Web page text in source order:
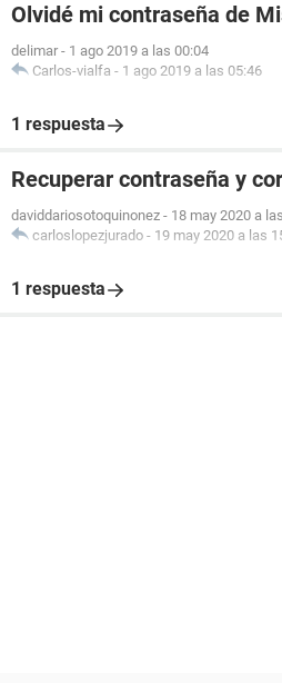
Olvidé mi contraseña de
delimar - 1 ago 2019 a las 00:04
Carlos-vialfa - 1 ago 2019 a las 05:46
1 respuesta
Recuperar contraseña y
daviddariosotoquinonez - 18 may 2020 a
carloslopezjurado - 19 may 2020 a las
1 respuesta